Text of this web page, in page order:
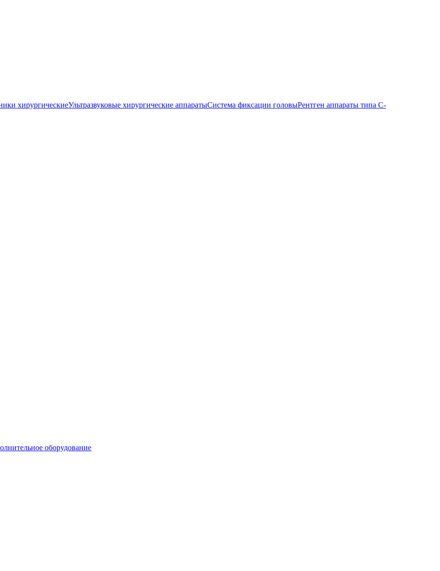
хирургическиеУльтразвуковые хирургические аппаратыСистема фиксации головыРентген аппараты типа С-
оборудование